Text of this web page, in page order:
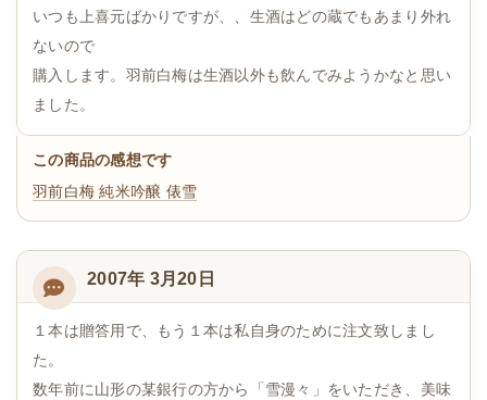
いつも上喜元ばかりですが、、生酒はどの蔵でもあまり外れ
ないので
購入します。羽前白梅は生酒以外も飲んでみようかなと思い
ました。
この商品の感想です
羽前白梅 純米吟醸 俵雪
2007年 3月20日
１本は贈答用で、もう１本は私自身のために注文致しまし
た。
数年前に山形の某銀行の方から「雪漫々」をいただき、美味